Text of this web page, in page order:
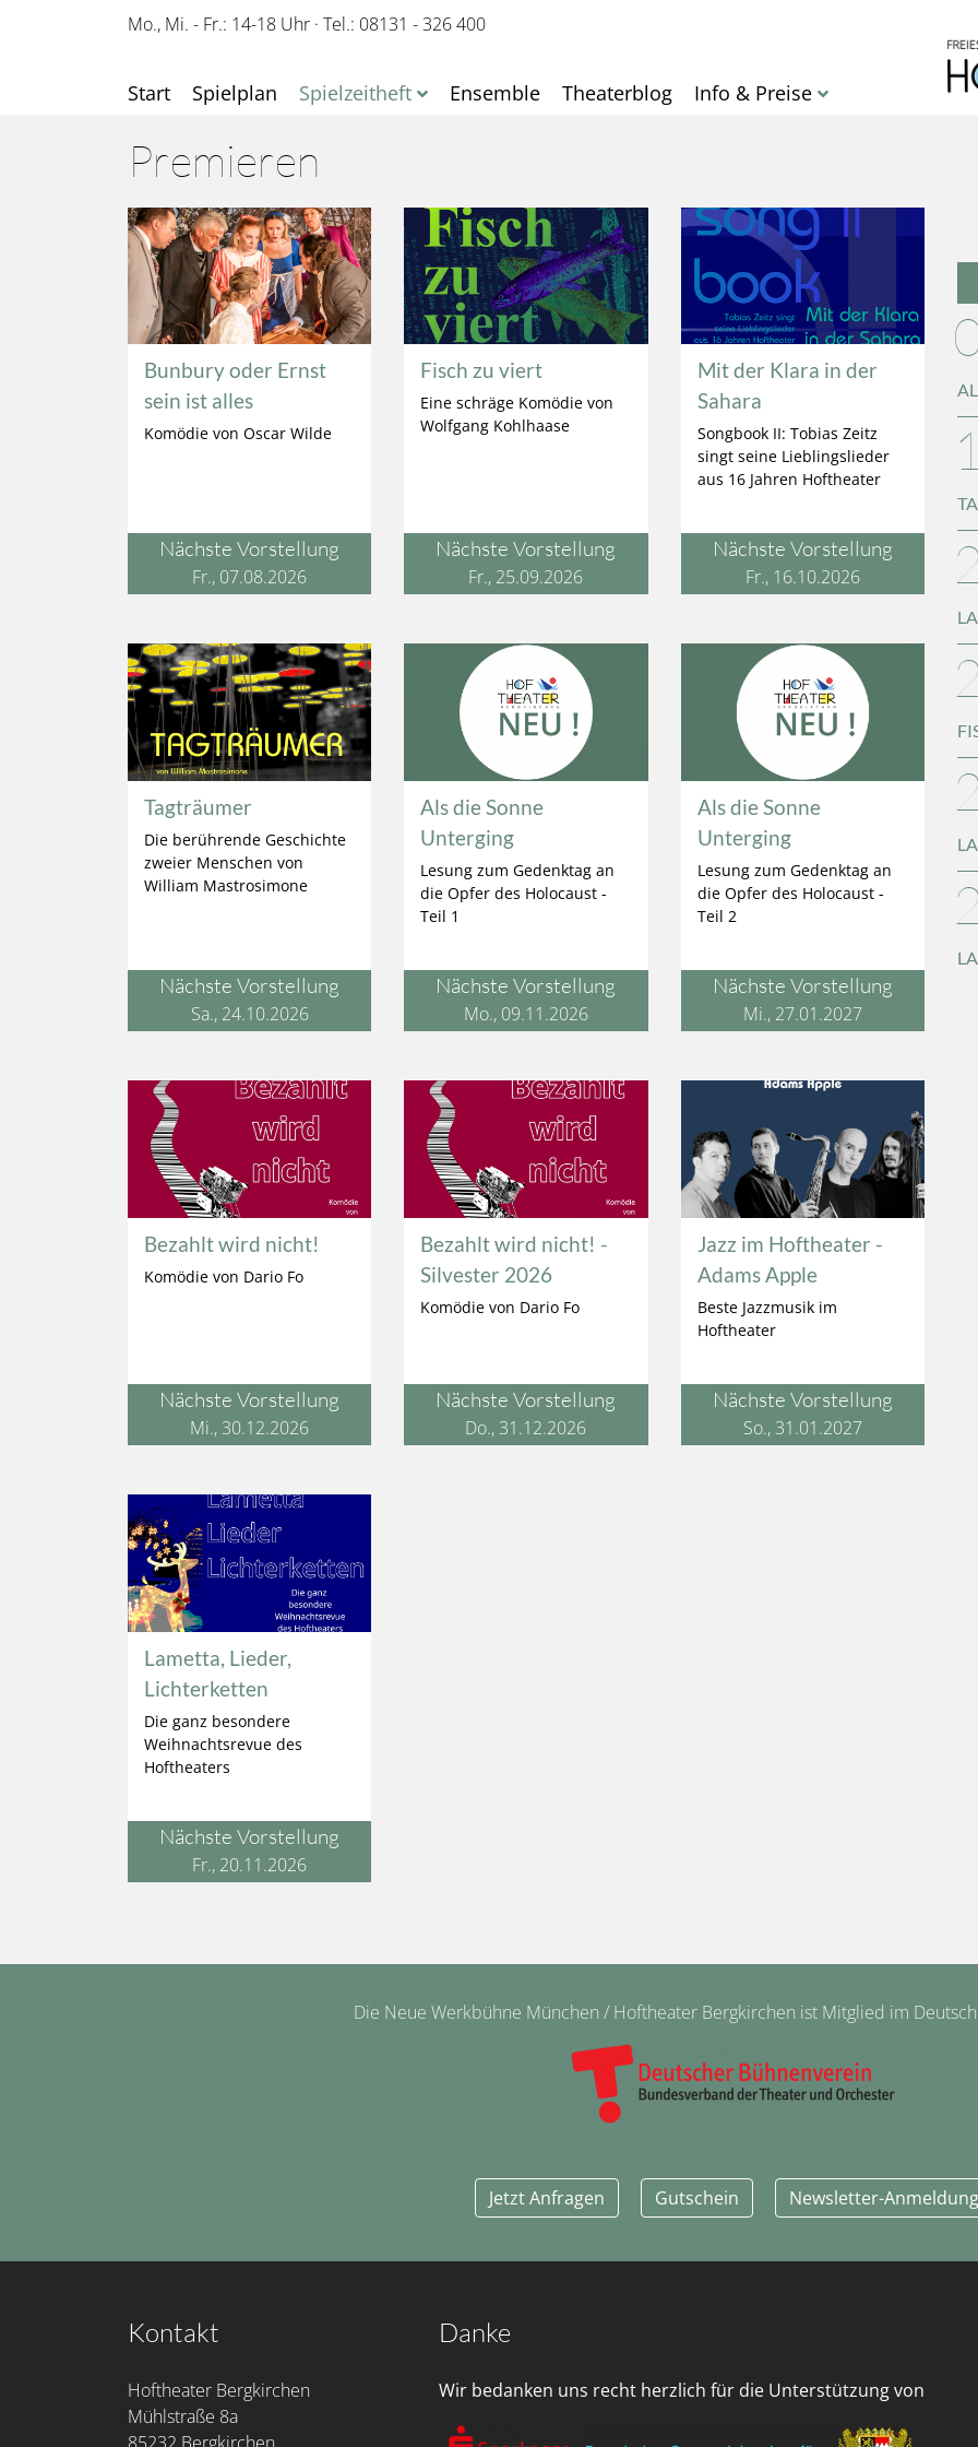
Mo., Mi. - Fr.: 14-18 Uhr · Tel.: 08131 - 326 400
Start Spielplan Spielzeitheft Ensemble Theaterblog Info & Preise
Premieren
Bunbury oder Ernst
sein ist alles
Komödie von Oscar Wilde
Nächste Vorstellung
Fr., 07.08.2026
Fisch zu viert
Eine schräge Komödie von
Wolfgang Kohlhaase
Nächste Vorstellung
Fr., 25.09.2026
Mit der Klara in der
Sahara
Songbook II: Tobias Zeitz
singt seine Lieblingslieder
aus 16 Jahren Hoftheater
Nächste Vorstellung
Fr., 16.10.2026
Tagträumer
Die berührende Geschichte
zweier Menschen von
William Mastrosimone
Nächste Vorstellung
Sa., 24.10.2026
Als die Sonne
Unterging
Lesung zum Gedenktag an
die Opfer des Holocaust -
Teil 1
Nächste Vorstellung
Mo., 09.11.2026
Als die Sonne
Unterging
Lesung zum Gedenktag an
die Opfer des Holocaust -
Teil 2
Nächste Vorstellung
Mi., 27.01.2027
Bezahlt wird nicht!
Komödie von Dario Fo
Nächste Vorstellung
Mi., 30.12.2026
Bezahlt wird nicht! -
Silvester 2026
Komödie von Dario Fo
Nächste Vorstellung
Do., 31.12.2026
Jazz im Hoftheater -
Adams Apple
Beste Jazzmusik im
Hoftheater
Nächste Vorstellung
So., 31.01.2027
Lametta, Lieder,
Lichterketten
Die ganz besondere
Weihnachtsrevue des
Hoftheaters
Nächste Vorstellung
Fr., 20.11.2026
Die Neue Werkbühne München / Hoftheater Bergkirchen ist Mitglied im
Jetzt Anfragen Gutschein Newsletter-Anmeldung
Kontakt
Hoftheater Bergkirchen
Mühlstraße 8a
Danke
Wir bedanken uns recht herzlich für die Unterstützung von